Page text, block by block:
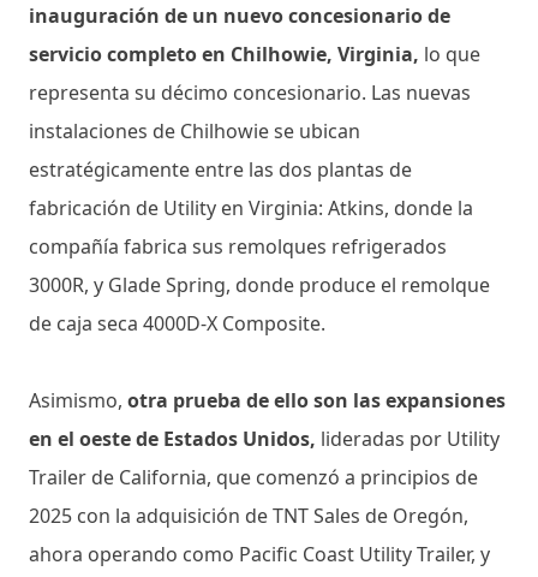
inauguración de un nuevo concesionario de
servicio completo en Chilhowie, Virginia, lo que
representa su décimo concesionario. Las nuevas
instalaciones de Chilhowie se ubican
estratégicamente entre las dos plantas de
fabricación de Utility en Virginia: Atkins, donde la
compañía fabrica sus remolques refrigerados
3000R, y Glade Spring, donde produce el remolque
de caja seca 4000D-X Composite.
Asimismo, otra prueba de ello son las expansiones
en el oeste de Estados Unidos, lideradas por Utility
Trailer de California, que comenzó a principios de
2025 con la adquisición de TNT Sales de Oregón,
ahora operando como Pacific Coast Utility Trailer, y